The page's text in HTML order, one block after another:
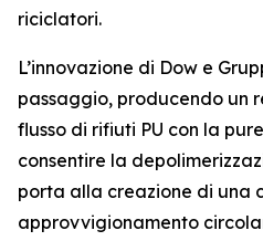
riciclatori.
L’innovazione di Dow e
passaggio, producendo un
flusso di rifiuti PU con la
consentire la
porta alla creazione di una
approvvigionamento